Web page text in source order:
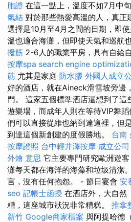
胞證 在這一點上，溫度不如7月中
氣結 對於那些熱愛高溫的人，真正
選擇是10月至4月之間的日期，即
溫也適合海灘，但即使天氣和巡航
撥筋 2-6人的職業平房，具有自給
按摩spa search engine
筋 尤其是家庭 防水膠 外國人成立
好的酒店，就在Aineck滑雪坡旁邊
門。 這家五個標準酒店還想到了這
遊樂場，而成年人則在等待VIP舞蹈
們可以直接從維也納到達這裡，但
到達這個新創建的度假勝地。 台南
按摩證照 台中輕井澤按摩 成立公司
外燴 意思 它主要專門研究歐洲遊
灘每天都在海洋的海藻和垃圾清潔
言，沒有任何抱怨。 - 節日宴會 安
seo 記帳士函授 在酒店外，大自然
糟，這座城市狀況非常糟糕。 推拿
新竹 Google商家檔案 與阿提哈德